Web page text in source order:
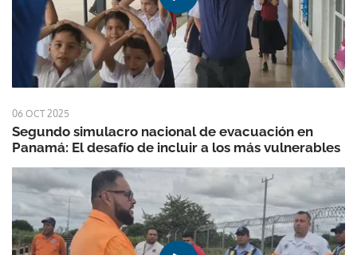
06 OCT 2025
Segundo simulacro nacional de evacuación en
Panamá: El desafío de incluir a los más vulnerables